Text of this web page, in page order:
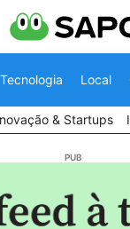
Tecnologia Local
& Startups